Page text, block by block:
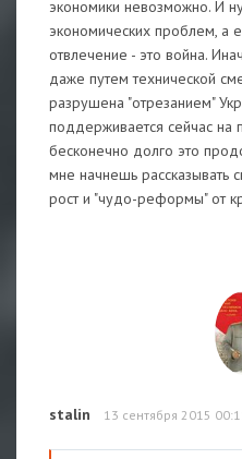
экономики невозможно. И
экономических проблем, а
отвлечение - это война.
даже путем технической
разрушена "отрезанием"
поддерживается сейчас на
бесконечно долго это
мне начнешь рассказывать
рост и "чудо-реформы" от
stalin 13 сентября 2015